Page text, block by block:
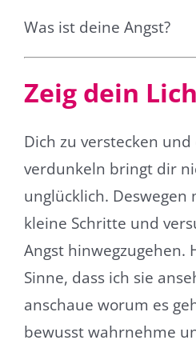
Was ist deine Angst?
Zeig dein
Dich zu verstecken
verdunkeln bringt dir
unglücklich. Deswegen
kleine Schritte und
Angst hinwegzugehen.
Sinne, dass ich sie
anschaue worum es
bewusst wahrnehme